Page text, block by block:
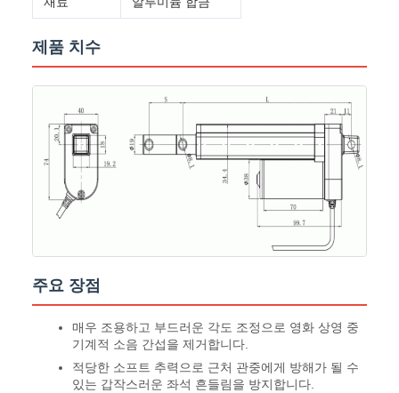
제품 치수
주요 장점
매우 조용하고 부드러운 각도 조정으로 영화 상영 중
기계적 소음 간섭을 제거합니다.
적당한 소프트 추력으로 근처 관중에게 방해가 될 수
있는 갑작스러운 좌석 흔들림을 방지합니다.